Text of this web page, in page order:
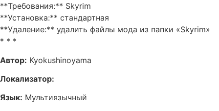
**Требования:** Skyrim
**Установка:** стандартная
**Удаление:** удалить файлы мода из папки «Skyrim»
* * *
Автор: Kyokushinoyama
Локализатор:
Язык: Мультиязычный